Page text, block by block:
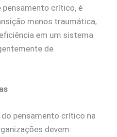
crítico, é
menos traumática,
em um sistema
de
pensamento crítico na
devem: